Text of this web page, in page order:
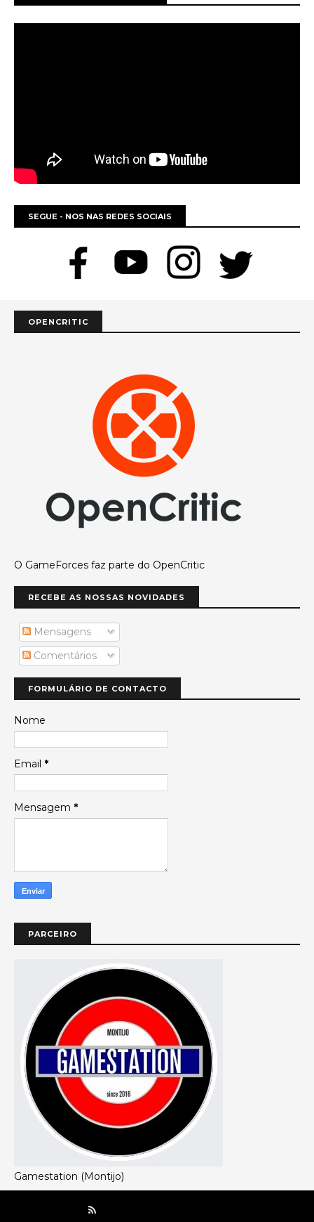
SEGUE - NOS NAS REDES SOCIAIS
OPENCRITIC
O GameForces faz parte do OpenCritic
RECEBE AS NOSSAS NOVIDADES
Mensagens
Comentários
FORMULÁRIO DE CONTACTO
Nome
Email *
Mensagem *
PARCEIRO
Gamestation (Montijo)